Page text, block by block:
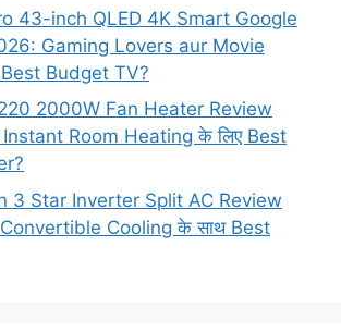
43-inch QLED 4K Smart Google
Gaming Lovers aur Movie
Budget TV?
2000W Fan Heater Review
Instant Room Heating के लिए Best
3 Star Inverter Split AC Review
Cooling के साथ Best